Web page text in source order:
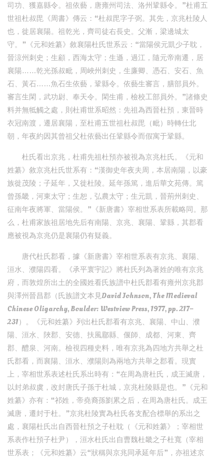
司功、獲嘉縣令。祖依藝，唐雍州司法、洛州鞏縣令。”杜甫五
世祖杜叔毘《周書》傳云：“杜叔毘字子弼。其先，京兆杜陵人
也，徙居襄陽。祖乾光，齊司徒右長史。父漸，梁邊城太
守。”《元和姓纂》敘襄陽杜氏世系云：“當陽侯元凱少子耽，
晉涼州刺史；生顧，西海太守；生遜，過江，隨元帝南遷，居
襄陽……乾光孫叔毗，周峽州刺史，生廉卿、憑石、安石、魚
石、黃石……魚石生依藝，鞏縣令。依藝生審言，膳部員外。
審言生閑，武功尉、奉天令。閑生甫，檢校工部員外。”諸條史
料并無牴觸之處，則杜甫世系昭然：先祖為西晉杜預，東晉時
衣冠南渡，遷居襄陽，至杜甫五世祖杜叔毘（毗）時轉仕北
朝，年夜約因其曾祖父杜依藝出任鞏縣令而假寓于鞏縣。
杜氏看出京兆，杜甫先祖杜預亦被視為京兆杜氏。《元和
姓纂》敘京兆杜氏世系有：“漢御史年夜夫周，本居南陽，以豪
族徙茂陵；子延年，又徙杜陵。延年孫篤，進后華文苑傳。篤
曾孫畿，河東太守；生恕，弘農太守；生元凱，晉荊州刺史、
征南年夜將軍、當陽侯。”《新唐書》宰相世系表所載略同。那
么，杜甫家族祖居地先后有南陽、京兆、襄陽、鞏縣，其郡看
應被視為京兆仍是襄陽仍有疑義。
唐代杜氏郡看，據《新唐書》宰相世系表有京兆、襄陽、
洹水、濮陽四看。《承平寰宇記》將杜氏列為著姓的唯有京兆
府，而敦煌所出土的全國姓看氏族譜中杜氏郡看有雍州京兆郡
與澤州晉昌郡（氏族譜文本見David Johnson, The Medieval
Chinese Oligarchy, Boulder: Westview Press, 1977, pp. 217–
231）。《元和姓纂》列出杜氏郡看有京兆、襄陽、中山、濮
陽、洹水、陜郡、安德、扶風郿縣、偃師、成都、河東、齊
郡、醴泉、河南。檢視四種史料，唯有京兆為四地方共舉之杜
氏郡看，而襄陽、洹水、濮陽則為兩地方共舉之郡看。現實
上，宰相世系表述杜氏系出時有：“在周為唐杜氏，成王滅唐，
以封弟叔虞，改封唐氏子孫于杜城，京兆杜陵縣是也。”《元和
姓纂》亦有：“祁姓，帝堯裔孫劉累之后，在周為唐杜氏。成王
滅唐，遷封于杜。”京兆杜陵實為杜氏各支配合標舉的系出之
處，襄陽杜氏出自西晉杜預之子杜耽（《元和姓纂》；宰相世
系表作杜預子杜尹），洹水杜氏出自曹魏杜畿之子杜寬（宰相
世系表；《元和姓纂》云“狀稱與京兆同承延年后”，亦祖述京